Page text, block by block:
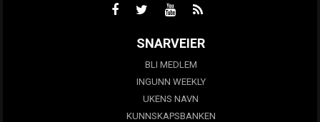
SNARVEIER
BLI MEDLEM
INGUNN WEEKLY
UKENS NAVN
KUNNSKAPSBANKEN